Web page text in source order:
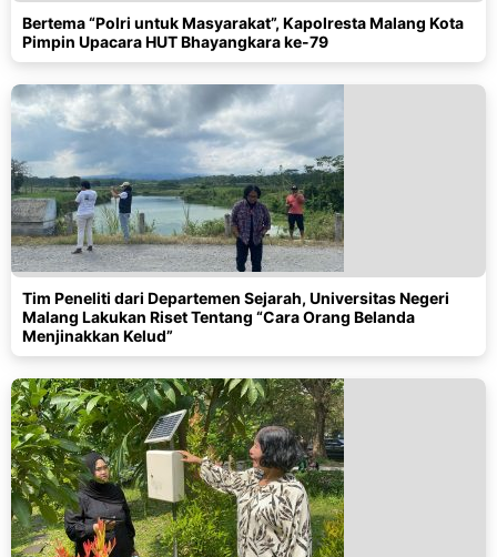
Bertema “Polri untuk Masyarakat”, Kapolresta Malang Kota
Pimpin Upacara HUT Bhayangkara ke-79
Tim Peneliti dari Departemen Sejarah, Universitas Negeri
Malang Lakukan Riset Tentang “Cara Orang Belanda
Menjinakkan Kelud”